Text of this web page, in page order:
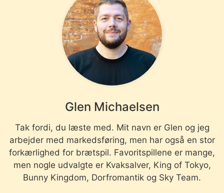
Glen Michaelsen
Tak fordi, du læste med. Mit navn er Glen og jeg
arbejder med markedsføring, men har også en stor
forkærlighed for brætspil. Favoritspillene er mange,
men nogle udvalgte er Kvaksalver, King of Tokyo,
Bunny Kingdom, Dorfromantik og Sky Team.